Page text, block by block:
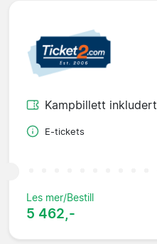
Kampbillett inkludert
E-tickets
Les mer/Bestill
5 462,-